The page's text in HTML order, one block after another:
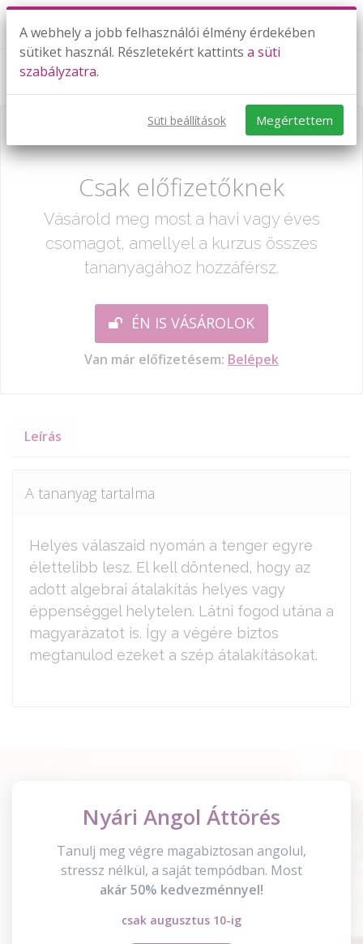
Már csak egy lépés:
Csak előfizetőknek
Vásárold meg most a havi vagy éves
csomagot, amellyel a kurzus összes
tananyagához hozzáférsz.
ÉN IS VÁSÁROLOK
Van már előfizetésem: Belépek
Leírás
A tananyag tartalma
Helyes válaszaid nyomán a tenger egyre
élettelibb lesz. El kell döntened, hogy az
adott algebrai átalakítás helyes vagy
éppenséggel helytelen. Látni fogod utána a
magyarázatot is. Így a végére biztos
megtanulod ezeket a szép átalakításokat.
Nyári Angol Áttörés
Tanulj meg végre magabiztosan angolul,
stressz nélkül, a saját tempódban. Most
akár 50% kedvezménnyel!
csak augusztus 10-ig
A webhely a jobb felhasználói élmény érdekében
sütiket használ. Részletekért kattints a süti
szabályzatra.
Süti beállítások Megértettem